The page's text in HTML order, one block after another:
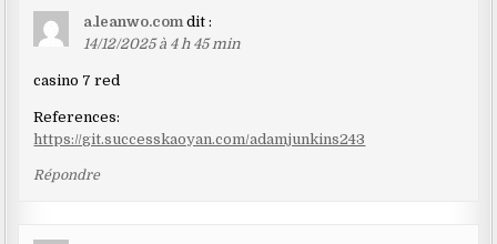
a.leanwo.com dit :
14/12/2025 à 4 h 45 min
casino 7 red
References:
https://git.successkaoyan.com/adamjunkins243
Répondre